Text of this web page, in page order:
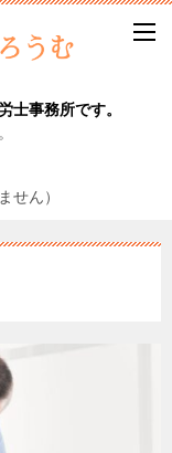
士事務所です。
せん）